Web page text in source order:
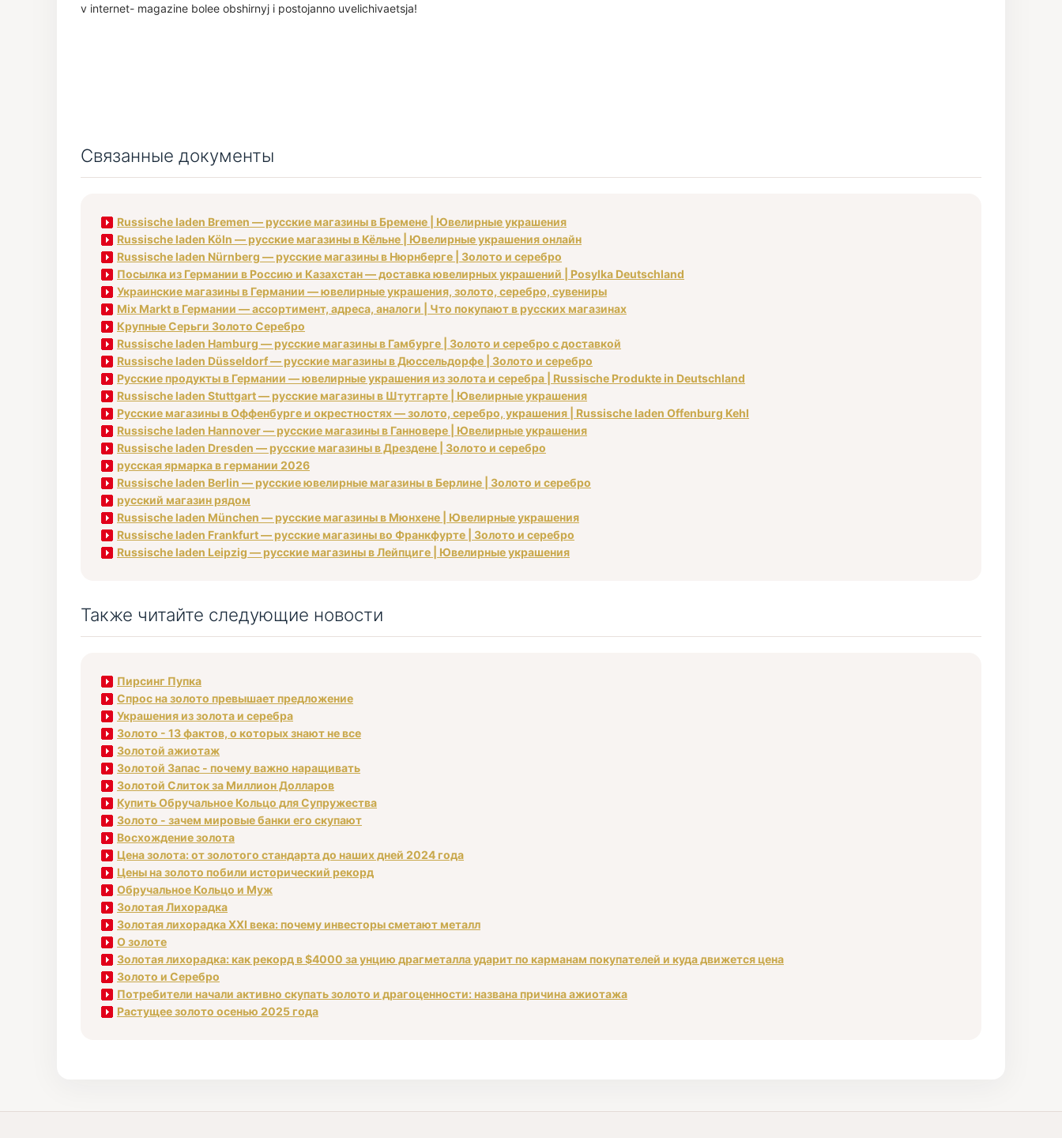
v internet- magazine bolee obshirnyj i postojanno uvelichivaetsja!
Связанные документы
Russische laden Bremen — русские магазины в Бремене | Ювелирные украшения
Russische laden Köln — русские магазины в Кёльне | Ювелирные украшения онлайн
Russische laden Nürnberg — русские магазины в Нюрнберге | Золото и серебро
Посылка из Германии в Россию и Казахстан — доставка ювелирных украшений | Posylka Deutschland
Украинские магазины в Германии — ювелирные украшения, золото, серебро, сувениры
Mix Markt в Германии — ассортимент, адреса, аналоги | Что покупают в русских магазинах
Крупные Серьги Золото Серебро
Russische laden Hamburg — русские магазины в Гамбурге | Золото и серебро с доставкой
Russische laden Düsseldorf — русские магазины в Дюссельдорфе | Золото и серебро
Русские продукты в Германии — ювелирные украшения из золота и серебра | Russische Produkte in Deutschland
Russische laden Stuttgart — русские магазины в Штутгарте | Ювелирные украшения
Русские магазины в Оффенбурге и окрестностях — золото, серебро, украшения | Russische laden Offenburg Kehl
Russische laden Hannover — русские магазины в Ганновере | Ювелирные украшения
Russische laden Dresden — русские магазины в Дрездене | Золото и серебро
русская ярмарка в германии 2026
Russische laden Berlin — русские ювелирные магазины в Берлине | Золото и серебро
русский магазин рядом
Russische laden München — русские магазины в Мюнхене | Ювелирные украшения
Russische laden Frankfurt — русские магазины во Франкфурте | Золото и серебро
Russische laden Leipzig — русские магазины в Лейпциге | Ювелирные украшения
Также читайте следующие новости
Пирсинг Пупка
Спрос на золото превышает предложение
Украшения из золота и серебра
Золото - 13 фактов, о которых знают не все
Золотой ажиотаж
Золотой Запас - почему важно наращивать
Золотой Слиток за Миллион Долларов
Купить Обручальное Кольцо для Супружества
Золото - зачем мировые банки его скупают
Восхождение золота
Цена золота: от золотого стандарта до наших дней 2024 года
Цены на золото побили исторический рекорд
Обручальное Кольцо и Муж
Золотая Лихорадка
Золотая лихорадка XXI века: почему инвесторы сметают металл
О золоте
Золотая лихорадка: как рекорд в $4000 за унцию драгметалла ударит по карманам покупателей и куда движется цена
Золото и Серебро
Потребители начали активно скупать золото и драгоценности: названа причина ажиотажа
Растущее золото осенью 2025 года